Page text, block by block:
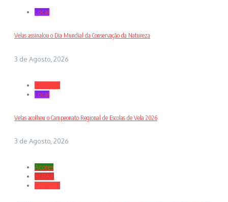
Local
Velas assinalou o Dia Mundial da Conservação da Natureza
3 de Agosto, 2026
Local
Velas acolheu o Campeonato Regional de Escolas de Vela 2026
3 de Agosto, 2026
Açores
ALRAA